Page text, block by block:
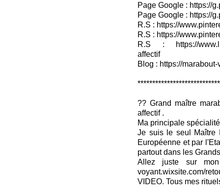
Page Google : https://
Page Google : https://
R.S : https://
R.S : https://
R.S : https://
affectif
Blog : https://
?? Grand maître
affectif .
Ma principale
Je suis le seul Maître
Européenne et par
partout dans les
Allez juste sur mon
voyant.wixsite.com/
VIDEO. Tous mes